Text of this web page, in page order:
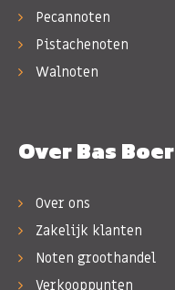
Pecannoten
Pistachenoten
Walnoten
Over Bas Boer
Over ons
Zakelijk klanten
Noten groothandel
Verkooppunten